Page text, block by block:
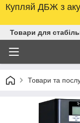
Купляй ДБЖ з
Товари для
Товари та